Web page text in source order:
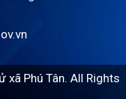
Phú Tân. All Rights